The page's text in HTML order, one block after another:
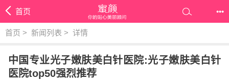
首页 •••
首页 > 新闻列表 > 详情
中国专业光子嫩肤美白针医院:光子嫩肤美白针
医院top50强烈推荐